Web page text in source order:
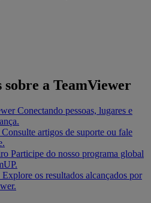
sobre a TeamViewer
Conectando pessoas, lugares e
Consulte artigos de suporte ou fale
Participe do nosso programa global
Explore os resultados alcançados por